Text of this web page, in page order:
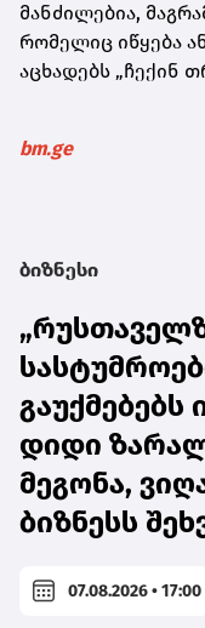
მანძილებია,
რომელიც იწყება
აცხადებს „ჩექინ
bm.ge
ბიზნესი
გაუქმებებს
დიდი
მეგონა,
ბიზნესს
07.08.2026 • 17:00